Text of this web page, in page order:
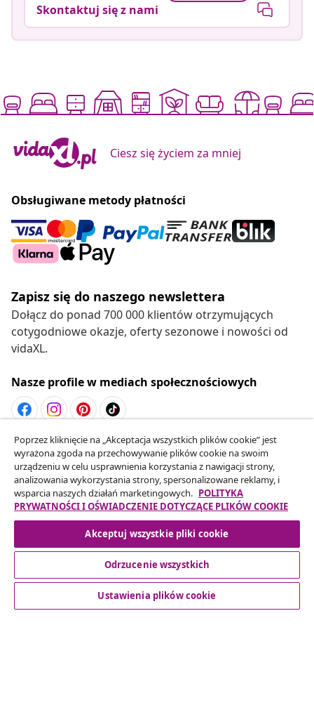
Skontaktuj się z nami
Ciesz się życiem za mniej
Obsługiwane metody płatności
Zapisz się do naszego newslettera
Dołącz do ponad 700 000 klientów otrzymujących
cotygodniowe okazje, oferty sezonowe i nowości od
vidaXL.
Nasze profile w mediach społecznościowych
Odstąpienie od umowy
Złóż wniosek o odstąpienie od umowy dotyczącej
Twojego zamówienia.
Odstąpienie od umowy
Obsługa Klienta
Poprzez kliknięcie na „Akceptacja wszystkich plików cookie” jest
wyrażona zgoda na przechowywanie plików cookie na swoim
urządzeniu w celu usprawnienia korzystania z nawigacji strony,
analizowania wykorzystania strony, spersonalizowane reklamy, i
wsparcia naszych działań marketingowych. POLITYKA
PRYWATNOŚCI I OŚWIADCZENIE DOTYCZĄCE PLIKÓW COOKIE
Akceptuj wszystkie pliki cookie
Odrzucenie wszystkich
Ustawienia plików cookie